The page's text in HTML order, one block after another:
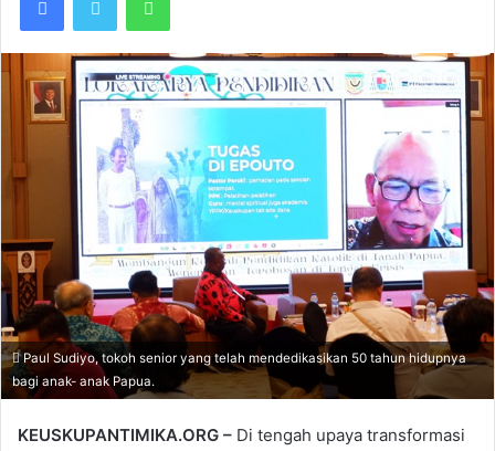
Paul Sudiyo, tokoh senior yang telah mendedikasikan 50 tahun hidupnya
bagi anak- anak Papua.
KEUSKUPANTIMIKA.ORG – Di tengah upaya transformasi